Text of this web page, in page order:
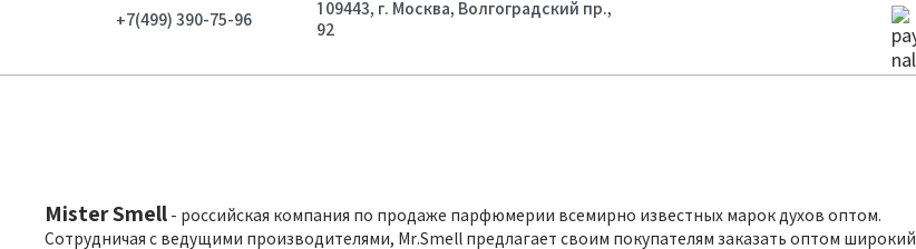
+7(499) 390-75-96
109443, г. Москва, Волгоградский пр.,
92
Mister Smell - российская компания по продаже парфюмерии всемирно известных марок духов оптом.
Сотрудничая с ведущими производителями, Mr.Smell предлагает своим покупателям заказать оптом широкий